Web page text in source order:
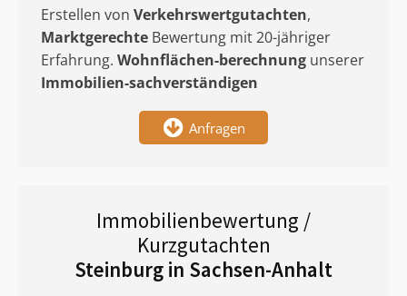
Erstellen von Verkehrswertgutachten,
Marktgerechte Bewertung mit 20-jähriger
Erfahrung. Wohnflächen-berechnung unserer
Immobilien-sachverständigen
Anfragen
Immobilienbewertung /
Kurzgutachten
Steinburg in Sachsen-Anhalt